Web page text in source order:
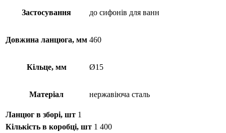
Застосування до сифонів для ванн
Довжина ланцюга, мм 460
Кільце, мм Ø15
Матеріал нержавіюча сталь
Ланцюг в зборі, шт 1
Кількість в коробці, шт 1 400